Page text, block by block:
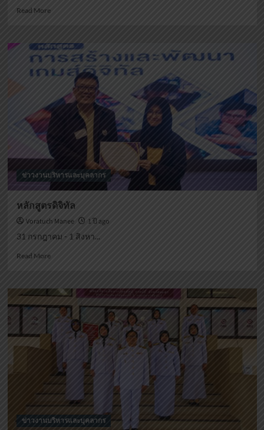
Read MoreRead
วัน
แม่
แห่ง
ชาติ
ข่าวงานบริหารและบุคลากร
หลักสูตรดิจิทัล
Voratuch Manee
1 ปี ago
31 กรกฎาคม - 1 สิงหา...
Read MoreRead
หลักสูตร
ดิจิทัล
ข่าวงานบริหารและบุคลากร